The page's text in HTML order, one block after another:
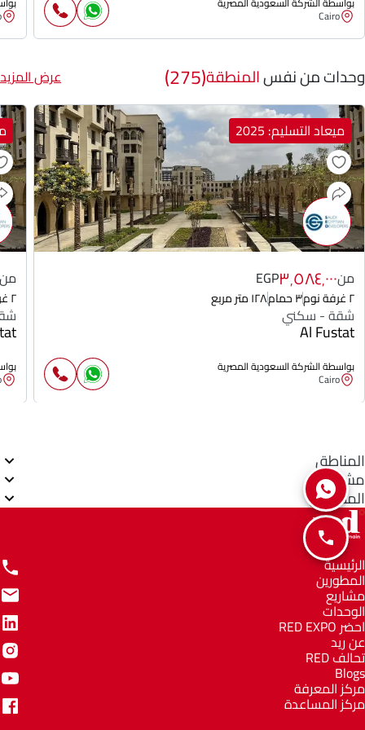
Cairo
وحدات من نفسالمنطقة(275) عرض المزيد
ميعاد التسليم: 2025
من٣٬٥٨٤٬٠٠٠EGP
٢ غرفة نوم ٣ حمام ١٢٨ متر مربع
شقة - سكني
Al Fustat
بواسطة الشركة السعودية المصرية
Cairo
من
٢ غرفة نوم
المناطق
مشاريع
المطورين
الرئيسية
المطورين
مشاريع
الوحدات
احضر RED EXPO
عن ريد
تحالف RED
Blogs
مركز المعرفة
مركز المساعدة